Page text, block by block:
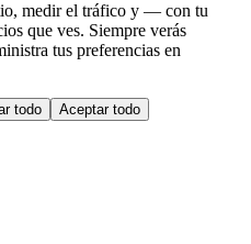
medir el tráfico y — con tu
que ves. Siempre verás
tus preferencias en
todo Aceptar todo